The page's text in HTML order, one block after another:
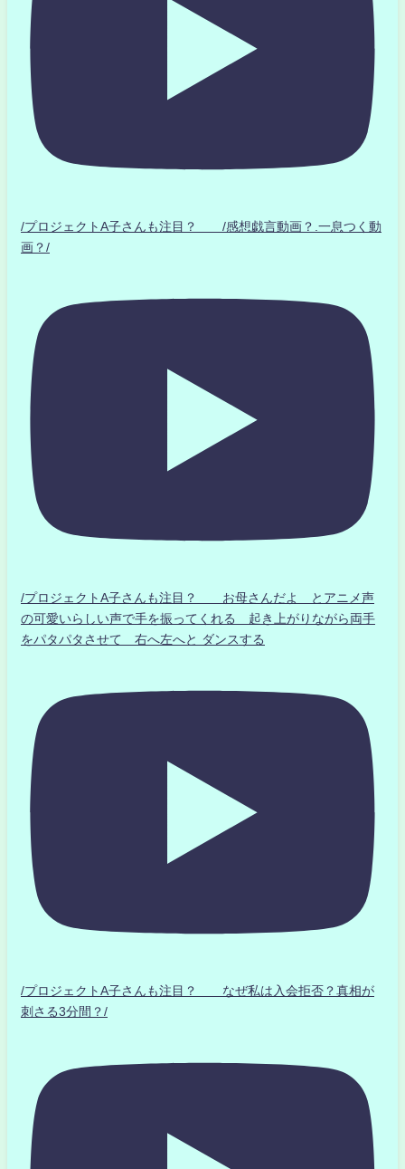
/プロジェクトA子さんも注目？ /感想戯言動画？.一息つく動
画？/
/プロジェクトA子さんも注目？ お母さんだよ とアニメ声
の可愛いらしい声で手を振ってくれる 起き上がりながら両手
をパタパタさせて 右へ左へと ダンスする
/プロジェクトA子さんも注目？ なぜ私は入会拒否？真相が
刺さる3分間？/